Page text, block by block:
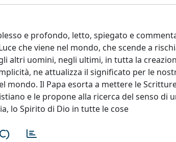
e profondo, letto, spiegato e
che viene nel mondo, che scende a
altri uomini, negli ultimi, in tutta la
ne attualizza il significato per le
mondo. Il Papa esorta a mettere le
e le propone alla ricerca del senso di
lo Spirito di Dio in tutte le cose